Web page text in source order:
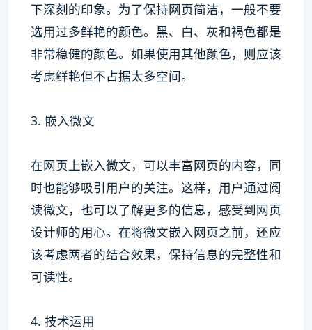
下深刻的印象。为了保持网页简洁，一般不要
选用过多鲜艳的颜色。黑、白、灰和褐色都是
非常稳健的颜色。如果使用其他颜色，则应该
考虑鲜艳但不占据太多空间。
3. 嵌入微文
在网页上嵌入微文，可以丰富网页的内容，同
时也能够吸引用户的关注。这样，用户通过阅
读微文，也可以了解更多的信息，感受到网页
设计师的用心。在将微文嵌入网页之前，还应
该考虑两者的结合效果，保持信息的完整性和
可读性。
4. 技术运用